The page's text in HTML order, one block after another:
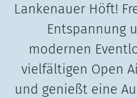
Lankenauer Höft!
Entspannung
modernen
vielfältigen Open
und genießt eine